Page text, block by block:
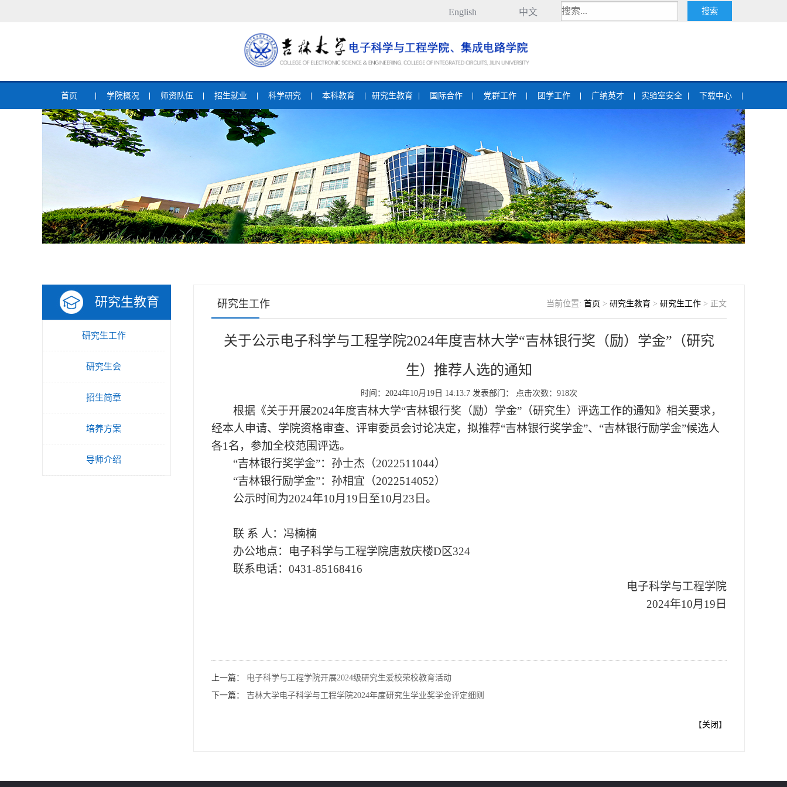
English 中文
首页 学院概况 师资队伍 招生就业 科学研究 本科教育 研究生教育 国际合作 党群工作 团学工作 广纳英才 实验室安全 下载中心
研究生教育
研究生工作
研究生会
招生简章
培养方案
导师介绍
研究生工作 当前位置: 首页 > 研究生教育 > 研究生工作 > 正文
关于公示电子科学与工程学院2024年度吉林大学“吉林银行奖（励）学金”（研究
生）推荐人选的通知
时间：2024年10月19日 14:13:7 发表部门： 点击次数： 918次
根据《关于开展2024年度吉林大学“吉林银行奖（励）学金”（研究生）评选工作的通知》相关要求，
经本人申请、学院资格审查、评审委员会讨论决定，拟推荐“吉林银行奖学金”、“吉林银行励学金”候选人
各1名，参加全校范围评选。
“吉林银行奖学金”： 孙士杰（2022511044）
“吉林银行励学金”： 孙相宜 （2022514052）
公示时间为2024年10月 19 日至10月 23 日。
联 系 人： 冯楠楠
办公地点：电子科学与工程学院唐敖庆楼D区324
联系电话： 0431-85168416
电子科学与工程学院
2024年10月 19 日
上一篇：
电子科学与工程学院开展2024级研究生爱校荣校教育活动
下一篇：
吉林大学电子科学与工程学院2024年度研究生学业奖学金评定细则
【关闭 】